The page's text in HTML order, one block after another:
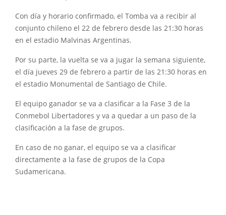
Con día y horario confirmado, el Tomba va a recibir al
conjunto chileno el 22 de febrero desde las 21:30 horas
en el estadio Malvinas Argentinas.
Por su parte, la vuelta se va a jugar la semana siguiente,
el día jueves 29 de febrero a partir de las 21:30 horas en
el estadio Monumental de Santiago de Chile.
El equipo ganador se va a clasificar a la Fase 3 de la
Conmebol Libertadores y va a quedar a un paso de la
clasificación a la fase de grupos.
En caso de no ganar, el equipo se va a clasificar
directamente a la fase de grupos de la Copa
Sudamericana.